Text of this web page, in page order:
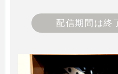
配信期間は終